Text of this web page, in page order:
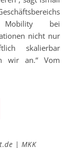
Mobility bei
nicht nur
skalierbar
wir an.“ Vom
| MKK